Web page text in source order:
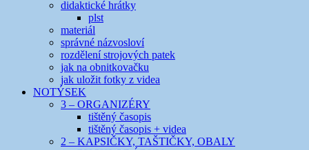
didaktické hrátky
plst
materiál
správné názvosloví
rozdělení strojových patek
jak na obnitkovačku
jak uložit fotky z videa
NOTÝSEK
3 – ORGANIZÉRY
tištěný časopis
tištěný časopis + videa
2 – KAPSIČKY, TAŠTIČKY, OBALY